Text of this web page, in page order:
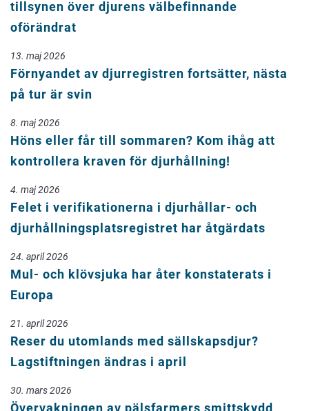
tillsynen över djurens välbefinnande
oförändrat
13. maj 2026
Förnyandet av djurregistren fortsätter, nästa
på tur är svin
8. maj 2026
Höns eller får till sommaren? Kom ihåg att
kontrollera kraven för djurhållning!
4. maj 2026
Felet i verifikationerna i djurhållar- och
djurhållningsplatsregistret har åtgärdats
24. april 2026
Mul- och klövsjuka har åter konstaterats i
Europa
21. april 2026
Reser du utomlands med sällskapsdjur?
Lagstiftningen ändras i april
30. mars 2026
Övervakningen av pälsfarmers smittskydd